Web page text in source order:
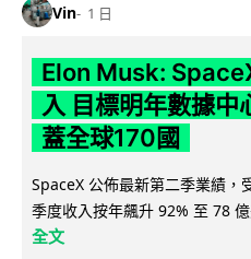
Vin 1 日
Elon Musk:
入 目標明年數據
蓋全球170國
SpaceX 公佈最新第二季業績，
季度收入按年飆升 92% 至 78
全文